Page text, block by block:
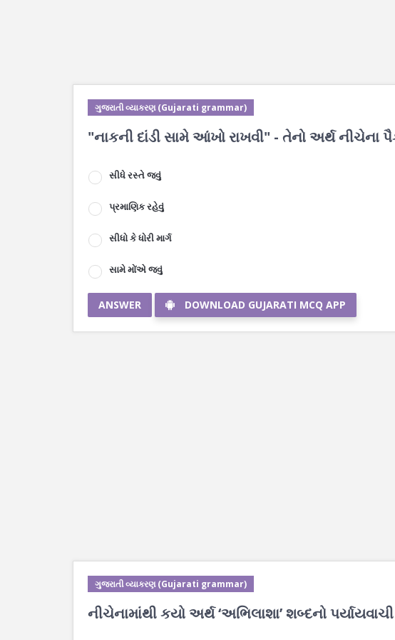
ગુજરાતી વ્યાકરણ (Gujarati grammar)
"નાકની દાંડી સામે આંખો રાખવી" - તેનો અર્થ નીચેના
સીધે રસ્તે જવું
પ્રમાણિક રહેવું
સીધો કે ધોરી માર્ગ
સામે મોંએ જવું
ANSWER DOWNLOAD GUJARATI MCQ APP
ગુજરાતી વ્યાકરણ (Gujarati grammar)
નીચેનામાંથી કયો અર્થ ‘અભિલાશા’ શબ્દનો